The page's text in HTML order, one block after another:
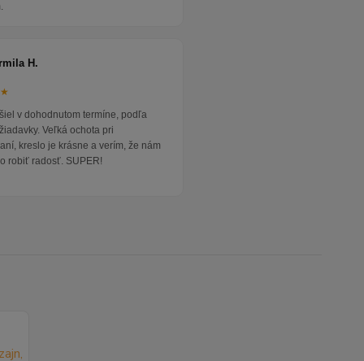
H.
v dohodnutom termíne, podľa
Veľká ochota pri
kreslo je krásne a verím, že nám
robiť radosť. SUPER!